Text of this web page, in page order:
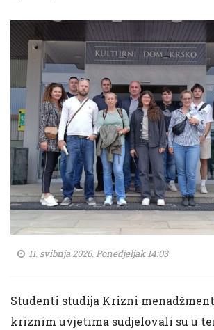
11. svibnja 2026. Ponedjeljak 14:03
Studenti studija Krizni
kriznim uvjetima sudjelovali su u